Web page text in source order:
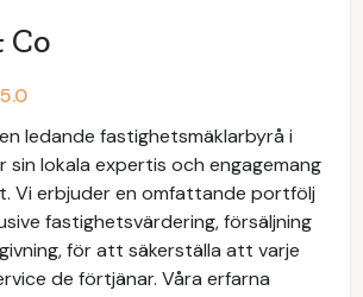
5.0
ledande fastighetsmäklarbyrå i
sin lokala expertis och engagemang
Vi erbjuder en omfattande portfölj
fastighetsvärdering, försäljning
för att säkerställa att varje
de förtjänar. Våra erfarna